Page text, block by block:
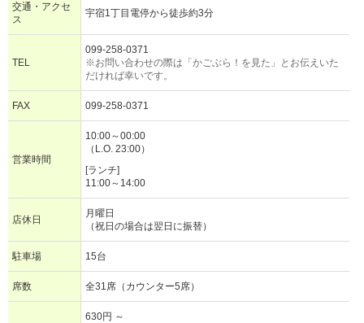
交通・アクセ
ス
宇宿1丁目電停から徒歩約3分
TEL
099-258-0371
※お問い合わせの際は「かごぶら！を見た」とお伝えいた
だければ幸いです。
FAX 099-258-0371
営業時間
10:00～00:00
（L.O. 23:00）
[ランチ]
11:00～14:00
店休日
月曜日
（祝日の場合は翌日に振替）
駐車場 15台
席数 全31席（カウンター5席）
630円 ～